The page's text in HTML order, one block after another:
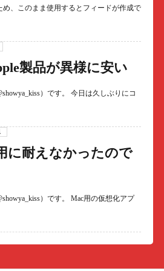
、このまま使用するとフィードが作成で
製品が異様に安い
）です。 今日は久しぶりにコ
に耐えなかったので
）です。 Mac用の仮想化アプ